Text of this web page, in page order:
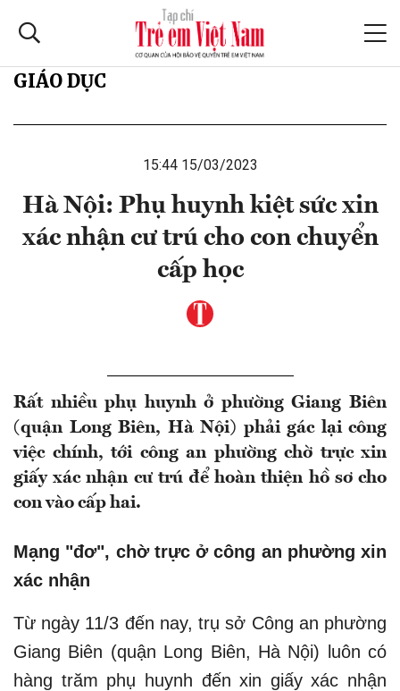
GIÁO DỤC
15:44 15/03/2023
Hà Nội: Phụ huynh kiệt sức xin
xác nhận cư trú cho con chuyển
cấp học
Rất nhiều phụ huynh ở phường Giang Biên
(quận Long Biên, Hà Nội) phải gác lại công
việc chính, tới công an phường chờ trực xin
giấy xác nhận cư trú để hoàn thiện hồ sơ cho
con vào cấp hai.
Mạng "đơ", chờ trực ở công an phường xin
xác nhận
Từ ngày 11/3 đến nay, trụ sở Công an phường
Giang Biên (quận Long Biên, Hà Nội) luôn có
hàng trăm phụ huynh đến xin giấy xác nhận